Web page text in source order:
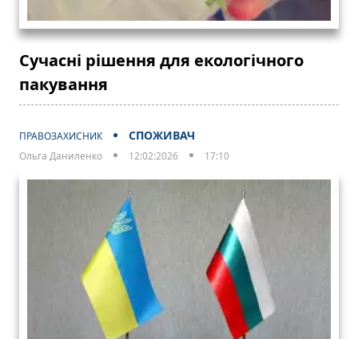
Сучасні рішення для екологічного
пакування
ПРАВОЗАХИСНИК СПОЖИВАЧ
Ольга Даниленко 12:02:2026 17:10